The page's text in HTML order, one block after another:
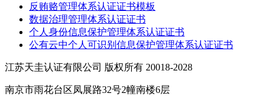
反贿赂管理体系认证证书模板
数据治理管理体系认证证书
个人身份信息保护管理体系认证证书
公有云中个人可识别信息保护管理体系认证证书
江苏天圭认证有限公司 版权所有 20018-2028
南京市雨花台区凤展路32号2幢南楼6层